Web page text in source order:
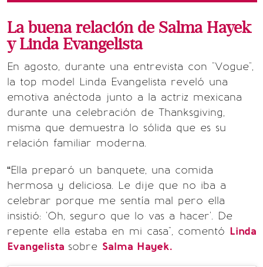
La buena relación de Salma Hayek
y Linda Evangelista
En agosto, durante una entrevista con "Vogue",
la top model Linda Evangelista reveló una
emotiva anéctoda junto a la actriz mexicana
durante una celebración de Thanksgiving,
misma que demuestra lo sólida que es su
relación familiar moderna.
“Ella preparó un banquete, una comida
hermosa y deliciosa. Le dije que no iba a
celebrar porque me sentía mal pero ella
insistió: 'Oh, seguro que lo vas a hacer'. De
repente ella estaba en mi casa", comentó Linda
Evangelista sobre Salma Hayek.